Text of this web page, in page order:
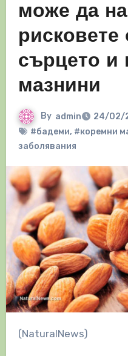
може да
рисковете
сърцето и
мазнини
By admin
24/02/
#бадеми, #коремни
заболявания
(NaturalNews)